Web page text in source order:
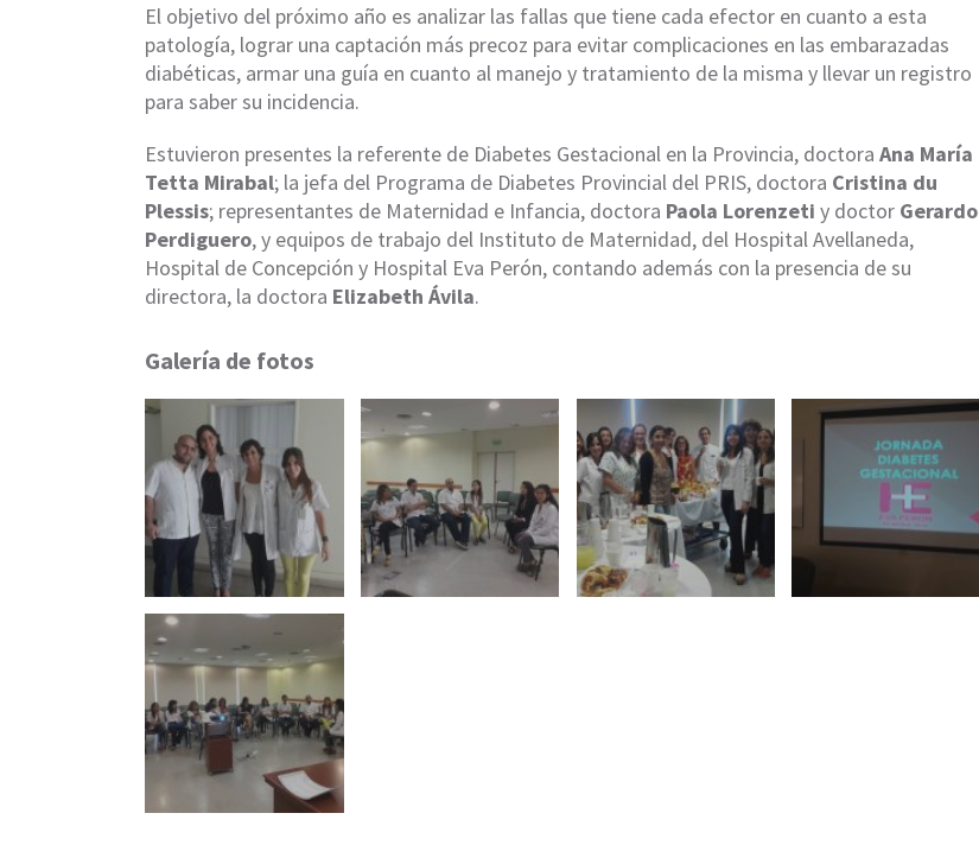
El objetivo del próximo año es analizar las fallas que tiene cada efector en cuanto a esta
patología, lograr una captación más precoz para evitar complicaciones en las embarazadas
diabéticas, armar una guía en cuanto al manejo y tratamiento de la misma y llevar un registro
para saber su incidencia.
Estuvieron presentes la referente de Diabetes Gestacional en la Provincia, doctora Ana María
Tetta Mirabal; la jefa del Programa de Diabetes Provincial del PRIS, doctora Cristina du
Plessis; representantes de Maternidad e Infancia, doctora Paola Lorenzeti y doctor Gerardo
Perdiguero, y equipos de trabajo del Instituto de Maternidad, del Hospital Avellaneda,
Hospital de Concepción y Hospital Eva Perón, contando además con la presencia de su
directora, la doctora Elizabeth Ávila.
Galería de fotos